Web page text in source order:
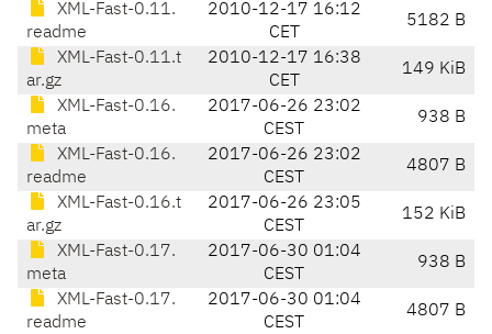
XML-Fast-0.11.
readme
2010-12-17 16:12
CET
5182 B
XML-Fast-0.11.t
ar.gz
2010-12-17 16:38
CET
149 KiB
XML-Fast-0.16.
meta
2017-06-26 23:02
CEST
938 B
XML-Fast-0.16.
readme
2017-06-26 23:02
CEST
4807 B
XML-Fast-0.16.t
ar.gz
2017-06-26 23:05
CEST
152 KiB
XML-Fast-0.17.
meta
2017-06-30 01:04
CEST
938 B
XML-Fast-0.17.
readme
2017-06-30 01:04
CEST
4807 B